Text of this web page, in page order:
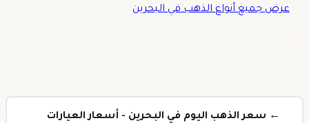
عرض جميع أنواع الذهب في البحرين
← سعر الذهب اليوم في البحرين - أسعار العيارات